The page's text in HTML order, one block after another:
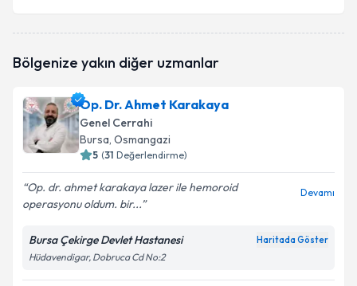
Bölgenize yakın diğer uzmanlar
Op. Dr. Ahmet Karakaya
Genel Cerrahi
Bursa, Osmangazi
5 (31 Değerlendirme)
Op. dr. ahmet karakaya lazer ile hemoroid
operasyonu oldum. bir...
Devamı
Bursa Çekirge Devlet Hastanesi Haritada Göster
Hüdavendigar, Dobruca Cd No:2